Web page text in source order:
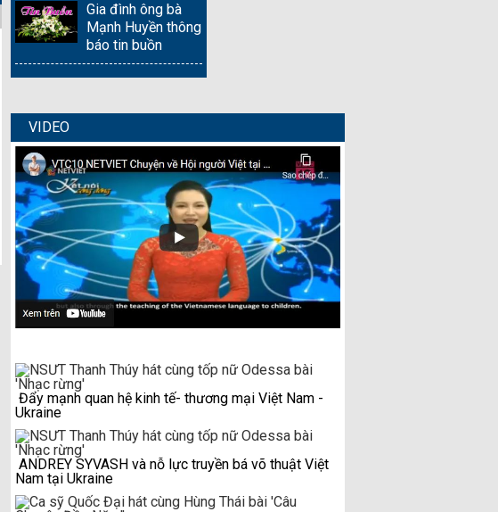
Gia đình ông bà
Mạnh Huyền thông
báo tin buồn
VIDEO
Đẩy mạnh quan hệ kinh tế- thương mại Việt Nam -
Ukraine
ANDREY SYVASH và nỗ lực truyền bá võ thuật Việt
Nam tại Ukraine